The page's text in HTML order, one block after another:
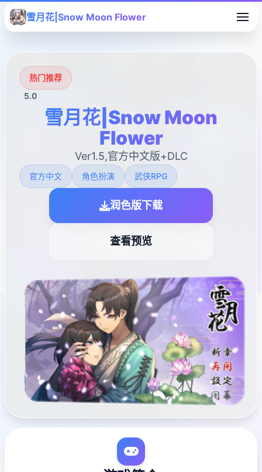
雪月花|Snow Moon Flower
热门推荐
5.0
雪月花|Snow Moon
Flower
Ver1.5,官方中文版+DLC
官方中文 角色扮演 武侠RPG
润色版下载
查看预览